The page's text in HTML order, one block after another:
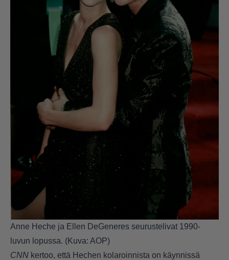
Anne Heche ja Ellen DeGeneres seurustelivat 1990-
luvun lopussa. (Kuva: AOP)
CNN kertoo, että Hechen kolaroinnista on käynnissä